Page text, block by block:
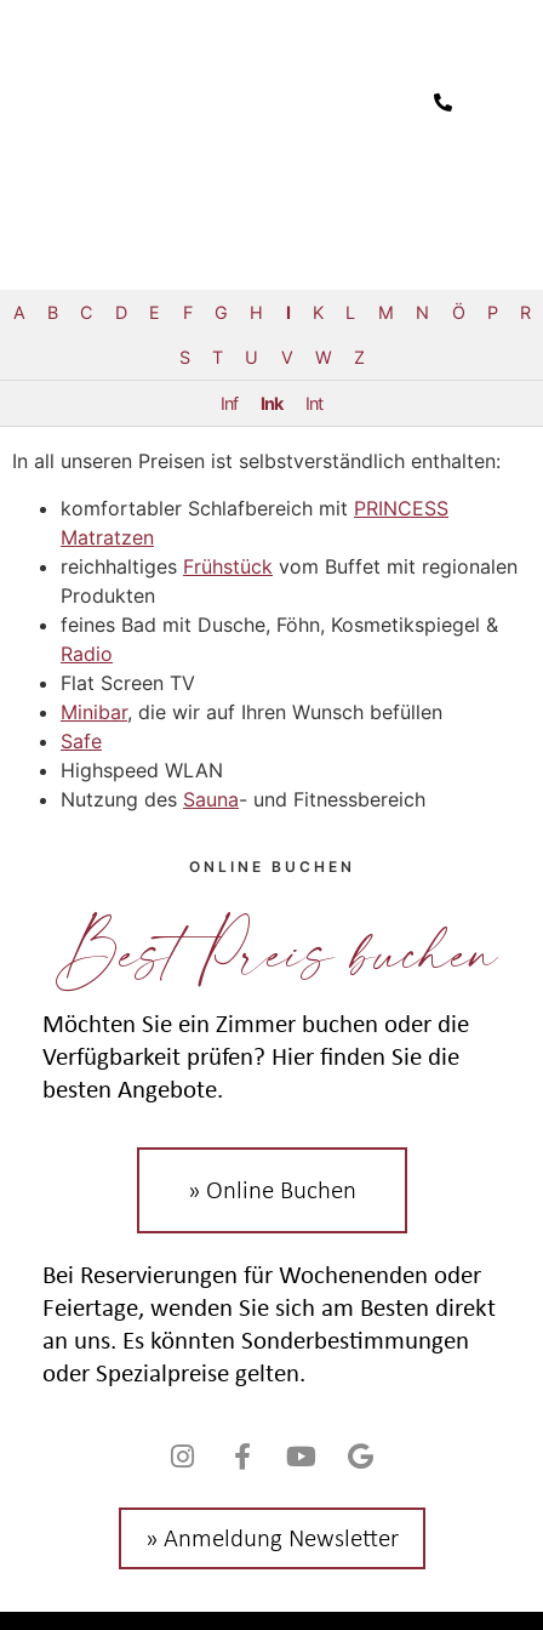
A B C D E F G H I K L M N Ö P R
S T U V W Z
Inf Ink Int
In all unseren Preisen ist selbstverständlich enthalten:
komfortabler Schlafbereich mit PRINCESS
Matratzen
reichhaltiges Frühstück vom Buffet mit regionalen
Produkten
feines Bad mit Dusche, Föhn, Kosmetikspiegel &
Radio
Flat Screen TV
Minibar, die wir auf Ihren Wunsch befüllen
Safe
Highspeed WLAN
Nutzung des Sauna- und Fitnessbereich
ONLINE BUCHEN
Best Preis buchen
Möchten Sie ein Zimmer buchen oder die
Verfügbarkeit prüfen? Hier finden Sie die
besten Angebote.
» Online Buchen
Bei Reservierungen für Wochenenden oder
Feiertage, wenden Sie sich am Besten direkt
an uns. Es könnten Sonderbestimmungen
oder Spezialpreise gelten.
» Anmeldung Newsletter